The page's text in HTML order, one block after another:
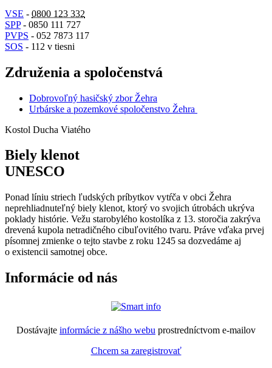
VSE - 0800 123 332
SPP- 0850 111 727
PVPS - 052 7873 117
SOS - 112 v tiesni
Združenia a spoločenstvá
Dobrovoľný hasičský zbor Žehra
Urbárske a pozemkové spoločenstvo Žehra
Kostol Ducha Viatého
Biely klenot
UNESCO
Ponad líniu striech ľudských príbytkov vytŕča v obci Žehra
neprehliadnuteľný biely klenot, ktorý vo svojich útrobách ukrýva
poklady histórie. Vežu starobylého kostolíka z 13. storočia zakrýva
drevená kupola netradičného cibuľovitého tvaru. Práve vďaka prvej
písomnej zmienke o tejto stavbe z roku 1245 sa dozvedáme aj
o existencii samotnej obce.
Informácie od nás
Dostávajte informácie z nášho webu prostredníctvom e-mailov
Chcem sa zaregistrovať